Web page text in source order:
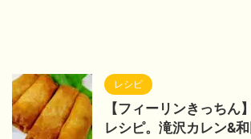
レシピ
【フィーリンきっちん
レシピ。滝沢カレン&